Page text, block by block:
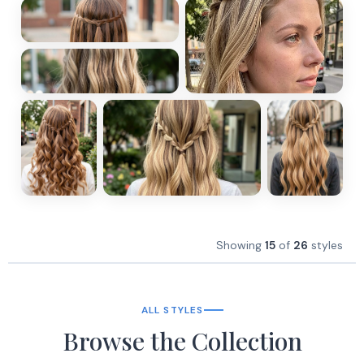
Showing 15 of 26 styles
ALL STYLES
Browse the Collection